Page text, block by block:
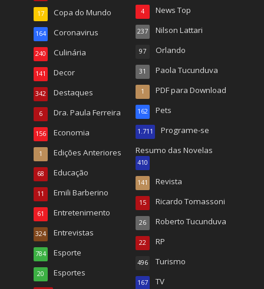
Copa do Mundo
17
Coronavirus
164
Culinária
240
Decor
141
Destaques
342
Dra. Paula Ferreira
6
Economia
156
Edições Anteriores
1
Educação
68
Emili Barberino
11
Entretenimento
61
Entrevistas
324
Esporte
784
Esportes
20
News Top
4
Nilson Lattari
237
Orlando
97
Paola Tucunduva
31
PDF para Download
1
Pets
162
Programe-se
1.711
Resumo das Novelas
410
Revista
141
Ricardo Tomassoni
15
Roberto Tucunduva
26
RP
22
Turismo
496
TV
167